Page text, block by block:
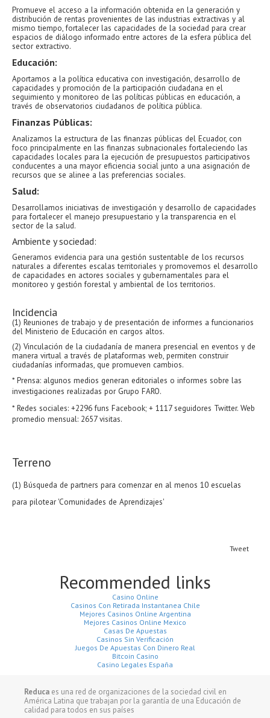
Promueve el acceso a la información obtenida en la generación y
distribución de rentas provenientes de las industrias extractivas y al
mismo tiempo, fortalecer las capacidades de la sociedad para crear
espacios de diálogo informado entre actores de la esfera pública del
sector extractivo.
Educación:
Aportamos a la política educativa con investigación, desarrollo de
capacidades y promoción de la participación ciudadana en el
seguimiento y monitoreo de las políticas públicas en educación, a
través de observatorios ciudadanos de política pública.
Finanzas Públicas:
Analizamos la estructura de las finanzas públicas del Ecuador, con
foco principalmente en las finanzas subnacionales fortaleciendo las
capacidades locales para la ejecución de presupuestos participativos
conducentes a una mayor eficiencia social junto a una asignación de
recursos que se alinee a las preferencias sociales.
Salud:
Desarrollamos iniciativas de investigación y desarrollo de capacidades
para fortalecer el manejo presupuestario y la transparencia en el
sector de la salud.
Ambiente y sociedad:
Generamos evidencia para una gestión sustentable de los recursos
naturales a diferentes escalas territoriales y promovemos el desarrollo
de capacidades en actores sociales y gubernamentales para el
monitoreo y gestión forestal y ambiental de los territorios.
Incidencia
(1) Reuniones de trabajo y de presentación de informes a funcionarios
del Ministerio de Educación en cargos altos.
(2) Vinculación de la ciudadanía de manera presencial en eventos y de
manera virtual a través de plataformas web, permiten construir
ciudadanías informadas, que promueven cambios.
* Prensa: algunos medios generan editoriales o informes sobre las
investigaciones realizadas por Grupo FARO.
* Redes sociales: +2296 funs Facebook; + 1117 seguidores Twitter. Web
promedio mensual: 2657 visitas.
Terreno
(1) Búsqueda de partners para comenzar en al menos 10 escuelas
para pilotear 'Comunidades de Aprendizajes'
Tweet
Recommended links
Casino Online
Casinos Con Retirada Instantanea Chile
Mejores Casinos Online Argentina
Mejores Casinos Online Mexico
Casas De Apuestas
Casinos Sin Verificación
Juegos De Apuestas Con Dinero Real
Bitcoin Casino
Casino Legales España
Reduca es una red de organizaciones de la sociedad civil en
América Latina que trabajan por la garantía de una Educación de
calidad para todos en sus países